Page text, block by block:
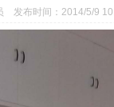
发布时间：2014/5/9